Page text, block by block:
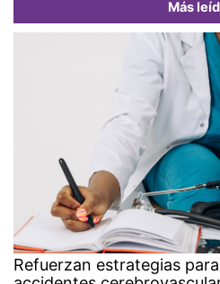
Más
Refuerzan estrategias